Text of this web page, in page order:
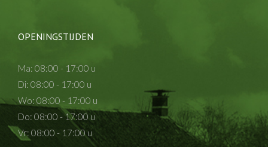
OPENINGSTIJDEN
Ma: 08:00 - 17:00 u
Di: 08:00 - 17:00 u
Wo: 08:00 - 17:00 u
Do: 08:00 - 17:00 u
Vr: 08:00 - 17:00 u